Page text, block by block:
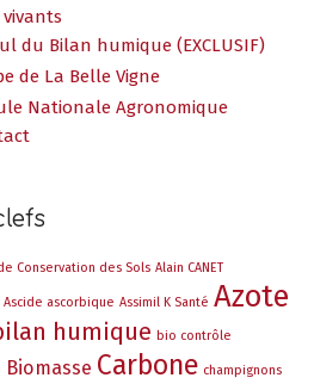
vivants
du Bilan humique (EXCLUSIF)
de La Belle Vigne
Nationale Agronomique
Conservation des Sols Alain CANET
Ascide ascorbique Assimil K Santé Azote
humique bio contrôle
Biomasse Carbone champignons